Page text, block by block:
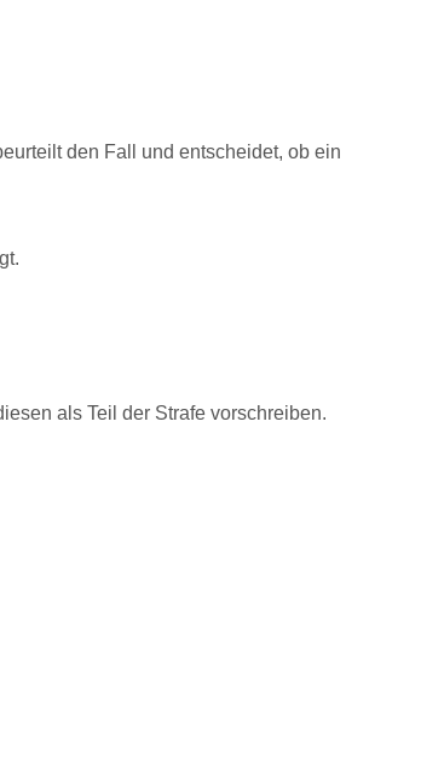
den Fall und entscheidet, ob ein
als Teil der Strafe vorschreiben.